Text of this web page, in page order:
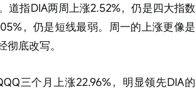
道指DIA两周上涨2.52%，仍是四大指数
，仍是短线最弱。周一的上涨更像是
底改写。
三个月上涨22.96%，明显领先DIA的